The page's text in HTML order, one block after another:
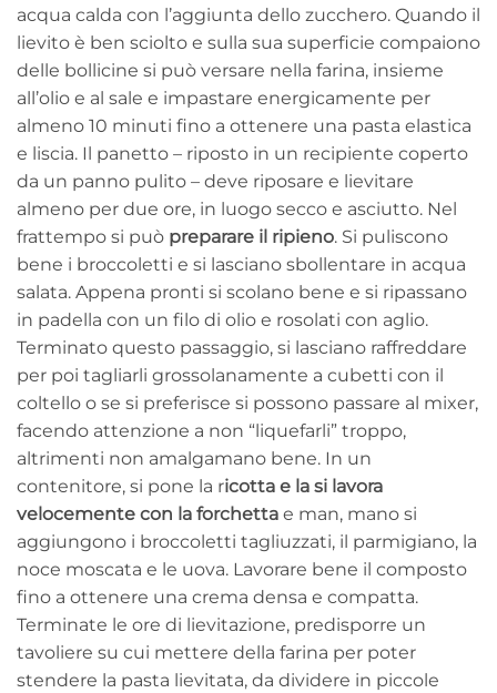
acqua calda con l’aggiunta dello zucchero. Quando il
lievito è ben sciolto e sulla sua superficie compaiono
delle bollicine si può versare nella farina, insieme
all’olio e al sale e impastare energicamente per
almeno 10 minuti fino a ottenere una pasta elastica
e liscia. Il panetto – riposto in un recipiente coperto
da un panno pulito – deve riposare e lievitare
almeno per due ore, in luogo secco e asciutto. Nel
frattempo si può preparare il ripieno. Si puliscono
bene i broccoletti e si lasciano sbollentare in acqua
salata. Appena pronti si scolano bene e si ripassano
in padella con un filo di olio e rosolati con aglio.
Terminato questo passaggio, si lasciano raffreddare
per poi tagliarli grossolanamente a cubetti con il
coltello o se si preferisce si possono passare al mixer,
facendo attenzione a non “liquefarli” troppo,
altrimenti non amalgamano bene. In un
contenitore, si pone la ricotta e la si lavora
velocemente con la forchetta e man, mano si
aggiungono i broccoletti tagliuzzati, il parmigiano, la
noce moscata e le uova. Lavorare bene il composto
fino a ottenere una crema densa e compatta.
Terminate le ore di lievitazione, predisporre un
tavoliere su cui mettere della farina per poter
stendere la pasta lievitata, da dividere in piccole